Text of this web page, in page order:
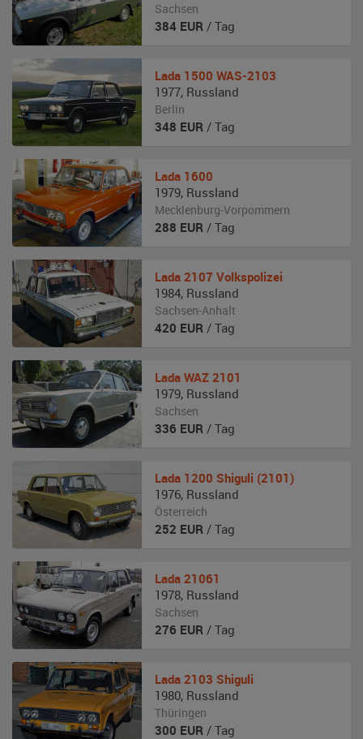
Sachsen
384 EUR / Tag
Lada 1500 WAS-2103
1977, Russland
Berlin
348 EUR / Tag
Lada 1600
1979, Russland
Mecklenburg-Vorpommern
288 EUR / Tag
Lada 2107 Volkspolizei
1984, Russland
Sachsen-Anhalt
420 EUR / Tag
Lada WAZ 2101
1979, Russland
Sachsen
336 EUR / Tag
Lada 1200 Shiguli (2101)
1976, Russland
Österreich
252 EUR / Tag
Lada 21061
1978, Russland
Sachsen
276 EUR / Tag
Lada 2103 Shiguli
1980, Russland
Thüringen
300 EUR / Tag